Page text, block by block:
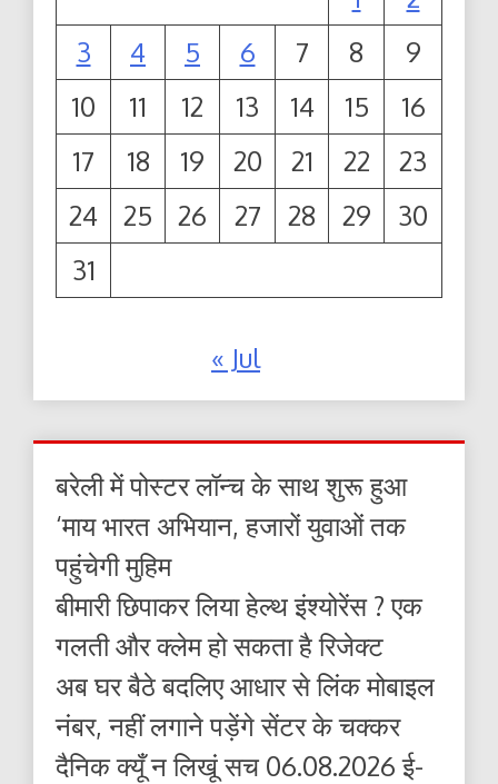
3
4 5 6 7 8
9
10
11 12 13 14 15
16
17
18 19 20 21 22
23
24
25 26 27 28 29
30
31
« Jul
बरेली में पोस्टर लॉन्च के साथ शुरू हुआ
‘माय भारत अभियान, हजारों युवाओं तक
पहुंचेगी मुहिम
बीमारी छिपाकर लिया हेल्थ इंश्योरेंस ? एक
गलती और क्लेम हो सकता है रिजेक्ट
अब घर बैठे बदलिए आधार से लिंक मोबाइल
नंबर, नहीं लगाने पड़ेंगे सेंटर के चक्कर
दैनिक क्यूँ न लिखूं सच 06.08.2026 ई-